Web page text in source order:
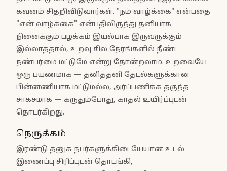
கவனம் சிதறிவிடுவார்கள். "நம் வாழ்க்கை" என்பதை
"என் வாழ்க்கை" என்பதிலிருந்து தனியாக
நினைக்கும் பழக்கம் இயல்பாக இருவருக்கும்
இல்லாததால், உறவு சில நேரங்களில் நீண்ட
நண்பர்மை மட்டுமே என்று தோன்றலாம். உறவையே
ஒரு பயணமாக — தனித்தனி தேடல்களுக்கான
பின்னணியாக மட்டுமல்ல, அர்ப்பணிக்க தகுந்த
சாகசமாக — கருதும்போது, காதல் உயிர்ப்புடன்
தொடர்கிறது.
நெருக்கம்
இரண்டு தனுசு நபர்களுக்கிடையேயான உடல்
இணைப்பு சிரிப்புடன் தொடங்கி,